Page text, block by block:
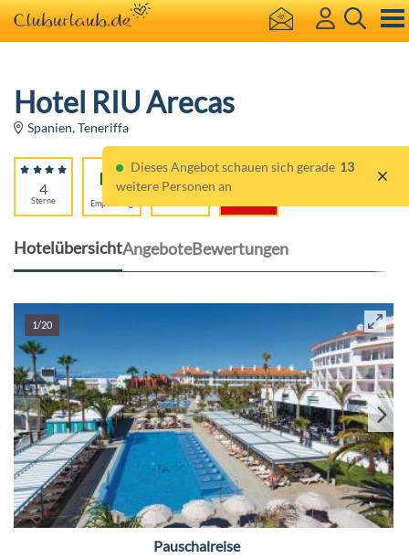
Hotel RIU Arecas
Spanien, Teneriffa
4
Sterne
96%
Empfehlung
Für
HotelübersichtAngeboteBewertungen
1/20
Pauschalreise
Dieses Angebot schauen sich gerade 13
weitere Personen an